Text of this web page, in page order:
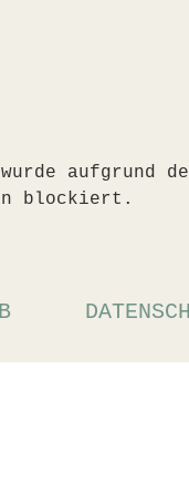
wurde
blockiert.